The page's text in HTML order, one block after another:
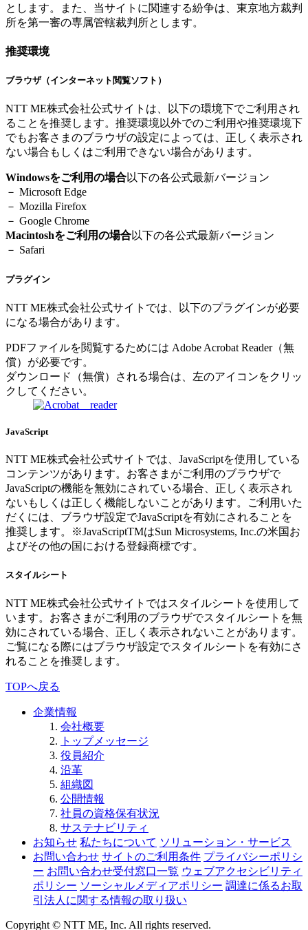
とします。また、当サイトに関連する紛争は、東京地方裁判
所を第一審の専属管轄裁判所とします。
推奨環境
ブラウザ（インターネット閲覧ソフト）
NTT ME株式会社公式サイトは、以下の環境下でご利用され
ることを推奨します。推奨環境以外でのご利用や推奨環境下
でもお客さまのブラウザの設定によっては、正しく表示され
ない場合もしくはご利用できない場合があります。
Windowsをご利用の場合以下の各公式最新バージョン
－ Microsoft Edge
－ Mozilla Firefox
－ Google Chrome
Macintoshをご利用の場合以下の各公式最新バージョン
－ Safari
プラグイン
NTT ME株式会社公式サイトでは、以下のプラグインが必要
になる場合があります。
PDFファイルを閲覧するためには Adobe Acrobat Reader（無
償）が必要です。
ダウンロード（無償）される場合は、左のアイコンをクリッ
クしてください。
JavaScript
NTT ME株式会社公式サイトでは、JavaScriptを使用している
コンテンツがあります。お客さまがご利用のブラウザで
JavaScriptの機能を無効にされている場合、正しく表示され
ないもしくは正しく機能しないことがあります。ご利用いた
だくには、ブラウザ設定でJavaScriptを有効にされることを
推奨します。※JavaScriptTMはSun Microsystems, Inc.の米国お
よびその他の国における登録商標です。
スタイルシート
NTT ME株式会社公式サイトではスタイルシートを使用して
います。お客さまがご利用のブラウザでスタイルシートを無
効にされている場合、正しく表示されないことがあります。
ご覧になる際にはブラウザ設定でスタイルシートを有効にさ
れることを推奨します。
TOPへ戻る
企業情報
会社概要
トップメッセージ
役員紹介
沿革
組織図
公開情報
社員の資格保有状況
サステナビリティ
お知らせ 私たちについて ソリューション・サービス
お問い合わせ サイトのご利用条件 プライバシーポリシ
ー お問い合わせ受付窓口一覧 ウェブアクセシビリティ
ポリシー ソーシャルメディアポリシー 調達に係るお取
引法人に関する情報の取り扱い
Copyright © NTT ME, Inc. All rights reserved.